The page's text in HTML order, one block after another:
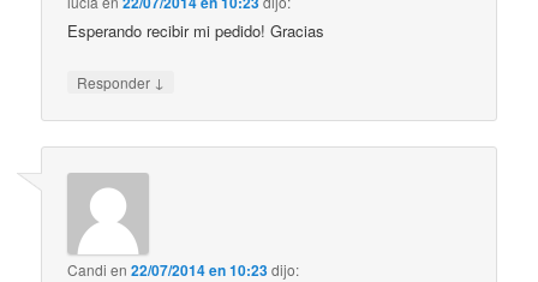
Esperando recibir mi pedido! Gracias
Responder ↓
Candi en22/07/2014 en 10:23dijo: